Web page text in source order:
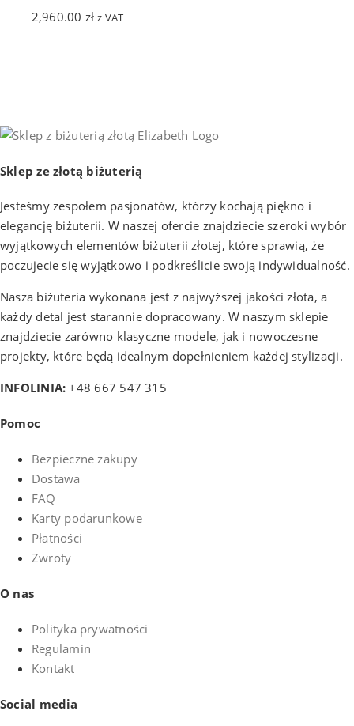
2,960.00 zł z VAT
Sklep ze złotą biżuterią
Jesteśmy zespołem pasjonatów, którzy kochają piękno i
elegancję biżuterii. W naszej ofercie znajdziecie szeroki wybór
wyjątkowych elementów biżuterii złotej, które sprawią, że
poczujecie się wyjątkowo i podkreślicie swoją indywidualność.
Nasza biżuteria wykonana jest z najwyższej jakości złota, a
każdy detal jest starannie dopracowany. W naszym sklepie
znajdziecie zarówno klasyczne modele, jak i nowoczesne
projekty, które będą idealnym dopełnieniem każdej stylizacji.
INFOLINIA: +48 667 547 315
Pomoc
Bezpieczne zakupy
Dostawa
FAQ
Karty podarunkowe
Płatności
Zwroty
O nas
Polityka prywatności
Regulamin
Kontakt
Social media